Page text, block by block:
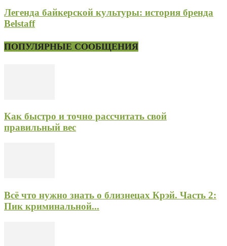
Легенда байкерской культуры: история бренда
Belstaff
ПОПУЛЯРНЫЕ СООБЩЕНИЯ
Как быстро и точно рассчитать свой
правильный вес
Всё что нужно знать о близнецах Крэй. Часть 2:
Пик криминальной...